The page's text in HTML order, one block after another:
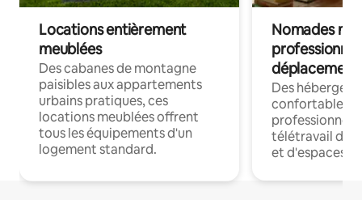
Locations entièrement
meublées
Des cabanes de montagne
paisibles aux appartements
urbains pratiques, ces
locations meublées offrent
tous les équipements d'un
logement standard.
Nomades
déplacement
Des
confortables
professionnels
télétravail
et d'espaces